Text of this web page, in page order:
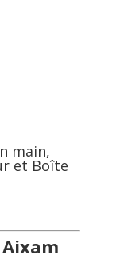
main,
et Boîte